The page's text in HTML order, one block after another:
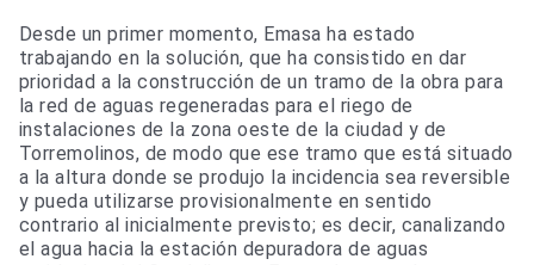
Desde un primer momento, Emasa ha estado
trabajando en la solución, que ha consistido en dar
prioridad a la construcción de un tramo de la obra para
la red de aguas regeneradas para el riego de
instalaciones de la zona oeste de la ciudad y de
Torremolinos, de modo que ese tramo que está situado
a la altura donde se produjo la incidencia sea reversible
y pueda utilizarse provisionalmente en sentido
contrario al inicialmente previsto; es decir, canalizando
el agua hacia la estación depuradora de aguas